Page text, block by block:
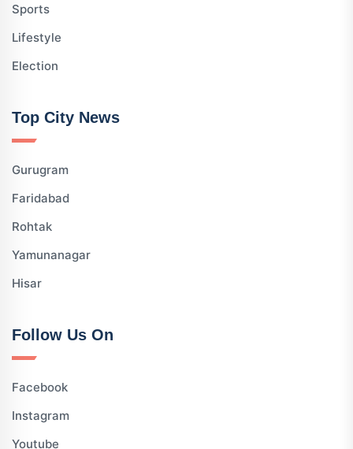
Sports
Lifestyle
Election
Top City News
Gurugram
Faridabad
Rohtak
Yamunanagar
Hisar
Follow Us On
Facebook
Instagram
Youtube